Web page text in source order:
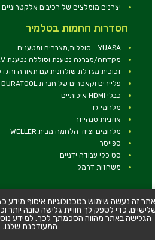
יצרנים מומלצים של רכיבים אלקטרוניים
הסדרות החמות בטלמיר
YUASA - סוללות,מצברים ומטענים
מקדחה/מברגה נטענת וסוללה נטענת 12V
זכוכית מגדלת שולחנית עם תאורה
פליירים וקאטרים של חברת DURATOOL
כבלי HDMI איכותיים
מלחמי גז
אוזניות סנהייזר
מלחמים וציוד הלחמה מבית WELLER
ספייסר
סט כלי עבודה ידניים
משחזות דרמל
© כל הזכויות שמורות - טלמיר
כתובת: דרך העצמאות 63, חיפה
טלפון:04-8534564
זה נעשה שימוש בטכנולוגיות איסוף מידע
כדי לספק לך חוויית גלישה טובה
הגלישה באתר מהווה הסכמתך לכך. למידע
המעודכנת שלנו.